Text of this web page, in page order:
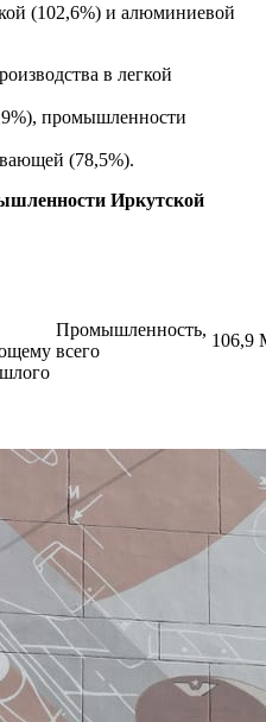
(102,6%) и алюминиевой
в легкой
промышленности
(78,5%).
Иркутской
Промышленность,
всего
106,9